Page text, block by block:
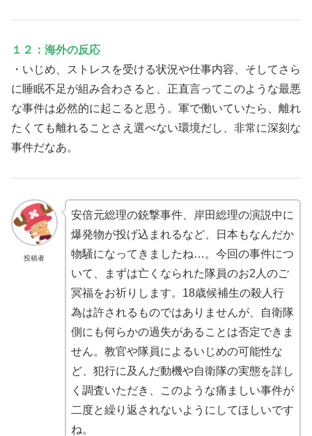
１２：海外の反応
・いじめ、ストレスを受ける状況や仕事内容、そしてさら
に睡眠不足が組み合わさると、正直言ってこのような最悪
な事件は必然的に起こると思う。軍で働いていたら、離れ
たくても離れることさえ選べない環境だし、非常に深刻な
事件だなあ。
投稿者
安倍元総理の銃撃事件、岸田総理の演説中に
爆発物が投げ込まれるなど、日本もなんだか
物騒になってきましたね…。今回の事件につ
いて、まずは亡くなられた隊員のお2人のご
冥福をお祈りします。18歳候補生の殺人行
為は許されるものではありませんが、自衛隊
側にも何らかの過失があることは否定できま
せん。教官や隊員によるいじめの可能性な
ど、犯行に及んだ動機や自衛隊の実態を詳し
く調査いただき、このような痛ましい事件が
二度と繰り返されないようにしてほしいです
ね。